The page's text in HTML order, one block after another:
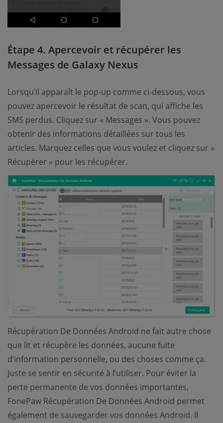
Étape 4. Apercevoir et récupérer les
Messages de Galaxy Nexus
Lorsqu’il apparaît le pop-up comme ci-dessous, vous
pouvez apercevoir le résultat de scan, qui affiche les
SMS perdus. Cliquez sur « Messages ». Vous pouvez
obtenir des informations détaillées sur tous les
articles. Marquez celles que vous voulez et cliquez sur «
Récupérer » pour les récupérer.
Récupération De Données Android ne fait autre chose
que lit et récupère les données, aucune fuite
d’information personnelle, ou des choses comme ça.
Juste se sentir en sécurité à l’utiliser. Pour éviter la
perte permanente de vos données importantes,
FonePaw Récupération De Données Android permet
également de sauvegarder vos données Android. Il